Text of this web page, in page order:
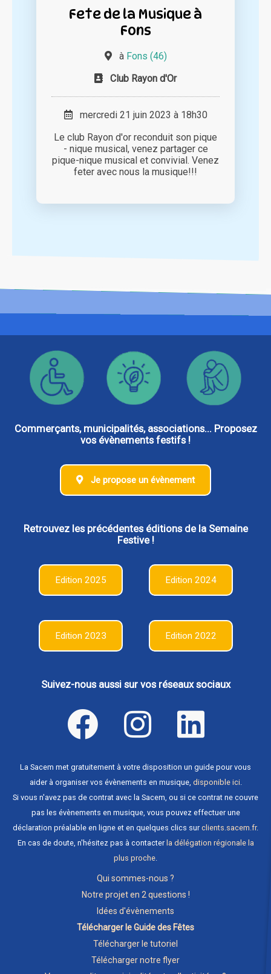
Fete de la Musique à
Fons
à Fons (46)
Club Rayon d'Or
mercredi 21 juin 2023 à 18h30
Le club Rayon d'or reconduit son pique
- nique musical, venez partager ce
pique-nique musical et convivial. Venez
feter avec nous la musique!!!
Commerçants, municipalités, associations... Proposez
vos évènements festifs !
Je propose un évènement
Retrouvez les précédentes éditions de la Semaine
Festive !
Edition 2025 Edition 2024
Edition 2023 Edition 2022
Suivez-nous aussi sur vos réseaux sociaux
La Sacem met gratuitement à votre disposition un guide pour vous
aider à organiser vos évènements en musique, disponible ici.
Si vous n'avez pas de contrat avec la Sacem, ou si ce contrat ne couvre
pas les évènements en musique, vous pouvez effectuer une
déclaration préalable en ligne et en quelques clics surclients.sacem.fr.
En cas de doute, n'hésitez pas à contacter la délégation régionale la
plus proche.
Qui sommes-nous ?
Notre projet en 2 questions !
Idées d'évènements
Télécharger le Guide des Fêtes
Télécharger le tutoriel
Télécharger notre flyer